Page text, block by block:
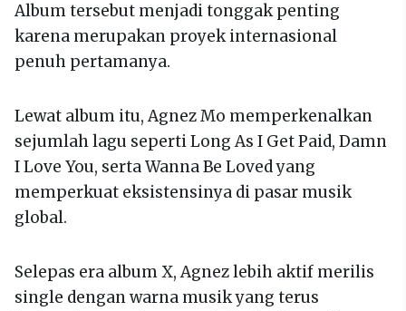
Album tersebut menjadi tonggak penting
karena merupakan proyek internasional
penuh pertamanya.
Lewat album itu, Agnez Mo memperkenalkan
sejumlah lagu seperti Long As I Get Paid, Damn
I Love You, serta Wanna Be Loved yang
memperkuat eksistensinya di pasar musik
global.
Selepas era album X, Agnez lebih aktif merilis
single dengan warna musik yang terus